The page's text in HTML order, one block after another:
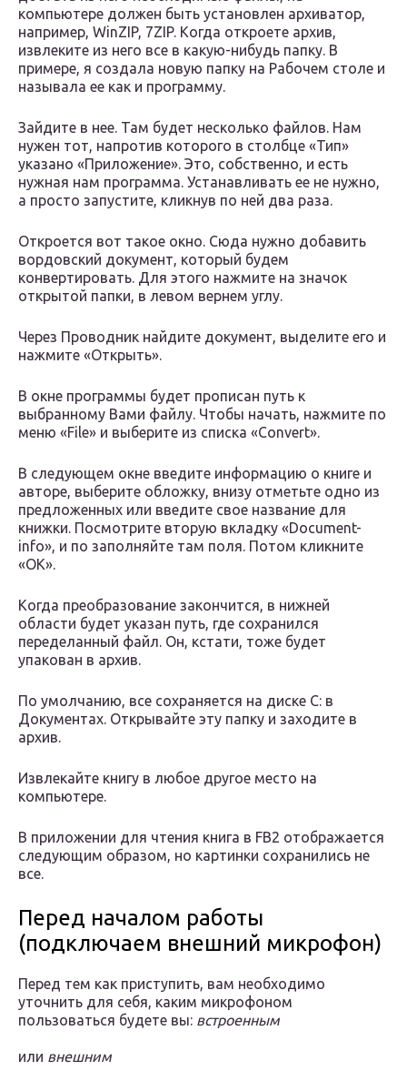
компьютере должен быть установлен архиватор,
например, WinZIP, 7ZIP. Когда откроете архив,
извлеките из него все в какую-нибудь папку. В
примере, я создала новую папку на Рабочем столе и
называла ее как и программу.
Зайдите в нее. Там будет несколько файлов. Нам
нужен тот, напротив которого в столбце «Тип»
указано «Приложение». Это, собственно, и есть
нужная нам программа. Устанавливать ее не нужно,
а просто запустите, кликнув по ней два раза.
Откроется вот такое окно. Сюда нужно добавить
вордовский документ, который будем
конвертировать. Для этого нажмите на значок
открытой папки, в левом вернем углу.
Через Проводник найдите документ, выделите его и
нажмите «Открыть».
В окне программы будет прописан путь к
выбранному Вами файлу. Чтобы начать, нажмите по
меню «File» и выберите из списка «Convert».
В следующем окне введите информацию о книге и
авторе, выберите обложку, внизу отметьте одно из
предложенных или введите свое название для
книжки. Посмотрите вторую вкладку «Document-
info», и по заполняйте там поля. Потом кликните
«ОК».
Когда преобразование закончится, в нижней
области будет указан путь, где сохранился
переделанный файл. Он, кстати, тоже будет
упакован в архив.
По умолчанию, все сохраняется на диске С: в
Документах. Открывайте эту папку и заходите в
архив.
Извлекайте книгу в любое другое место на
компьютере.
В приложении для чтения книга в FB2 отображается
следующим образом, но картинки сохранились не
все.
Перед началом работы
(подключаем внешний микрофон)
Перед тем как приступить, вам необходимо
уточнить для себя, каким микрофоном
пользоваться будете вы: встроенным
или внешним